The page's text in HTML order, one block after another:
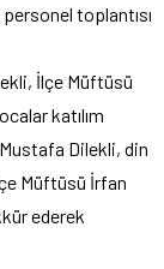
personel toplantısı
İlçe Müftüsü
katılım
Dilekli, din
Müftüsü İrfan
ederek